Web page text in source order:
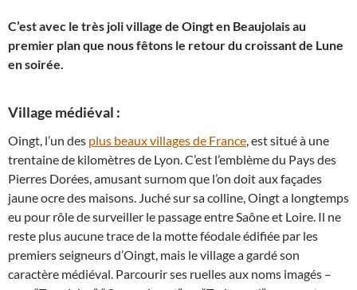
C’est avec le très joli village de Oingt en Beaujolais au
premier plan que nous fêtons le retour du croissant de Lune
en soirée.
Village médiéval :
Oingt, l’un des plus beaux villages de France, est situé à une
trentaine de kilomètres de Lyon. C’est l’emblème du Pays des
Pierres Dorées, amusant surnom que l’on doit aux façades
jaune ocre des maisons. Juché sur sa colline, Oingt a longtemps
eu pour rôle de surveiller le passage entre Saône et Loire. Il ne
reste plus aucune trace de la motte féodale édifiée par les
premiers seigneurs d’Oingt, mais le village a gardé son
caractère médiéval. Parcourir ses ruelles aux noms imagés –